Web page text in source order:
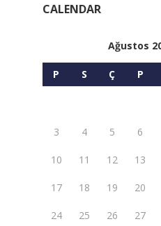
CALENDAR
Ağustos
P S Ç P
3 4 5 6
10 11 12 13
17 18 19 20
24 25 26 27